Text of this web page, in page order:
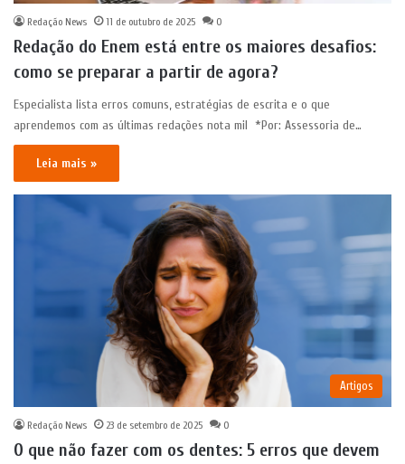
Redação News 11 de outubro de 2025 0
Redação do Enem está entre os maiores desafios:
como se preparar a partir de agora?
Especialista lista erros comuns, estratégias de escrita e o que
aprendemos com as últimas redações nota mil *Por: Assessoria de…
Leia mais »
Artigos
Redação News 23 de setembro de 2025 0
O que não fazer com os dentes: 5 erros que devem